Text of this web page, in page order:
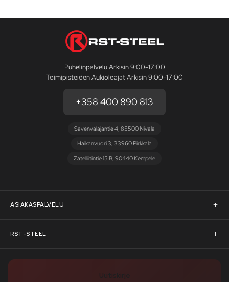
Puhelinpalvelu Arkisin 9:00-17:00
Toimipisteiden Aukioloajat Arkisin 9:00-17:00
+358 400 890 813
Savenvalajantie 4, 85500 Nivala
Haikanvuori 3, 33960 Pirkkala
Zatelliitintie 15 B, 90440 Kempele
ASIAKASPALVELU
Asiakaspalvelu
Pyydä tarjous
RST-STEEL
RST-Steelin tarina
Uutiskirje